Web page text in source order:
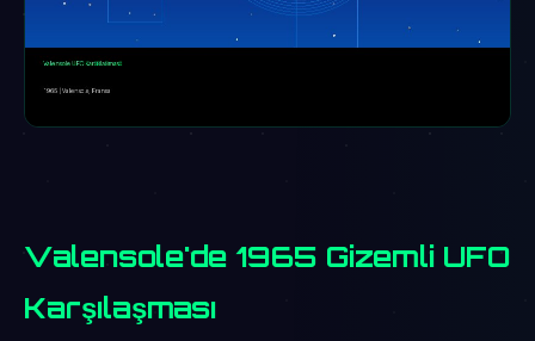
Valensole'de 1965 Gizemli UFO
Karşılaşması